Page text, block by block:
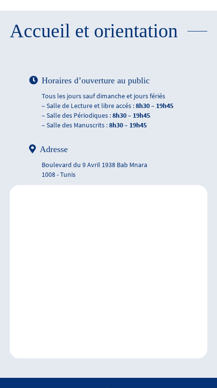
Accueil et orientation
Horaires d’ouverture au public
Tous les jours sauf dimanche et jours fériés
– Salle de Lecture et libre accés :8h30 – 19h45
– Salle des Périodiques :8h30 – 19h45
– Salle des Manuscrits :8h30 – 19h45
Adresse
Boulevard du 9 Avril 1938 Bab Mnara
1008 - Tunis